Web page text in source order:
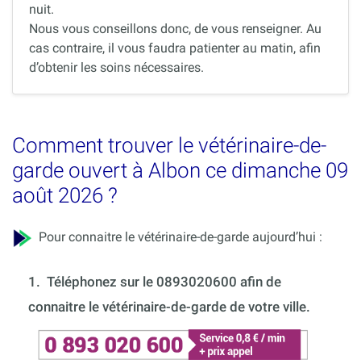
nuit.
Nous vous conseillons donc, de vous renseigner. Au
cas contraire, il vous faudra patienter au matin, afin
d’obtenir les soins nécessaires.
Comment trouver le vétérinaire-de-
garde ouvert à Albon ce dimanche 09
août 2026 ?
Pour connaitre le vétérinaire-de-garde aujourd’hui :
1. Téléphonez sur le 0893020600 afin de
connaitre le vétérinaire-de-garde de votre ville.